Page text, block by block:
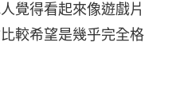
覺得看起來像遊戲片
較希望是幾乎完全格